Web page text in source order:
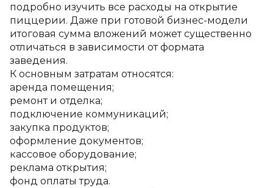
подробно изучить все расходы на открытие
пиццерии. Даже при готовой бизнес-модели
итоговая сумма вложений может существенно
отличаться в зависимости от формата
заведения.
К основным затратам относятся:
аренда помещения;
ремонт и отделка;
подключение коммуникаций;
закупка продуктов;
оформление документов;
кассовое оборудование;
реклама открытия;
фонд оплаты труда.